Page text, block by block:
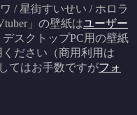
/ 星街すいせい / ホロラ
」の壁紙はユーザー
スクトップPC用の壁紙
ださい（商用利用は
てはお手数ですがフォ